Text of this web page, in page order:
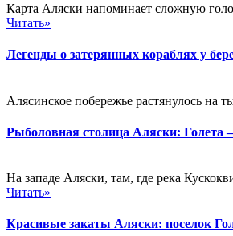
Карта Аляски напоминает сложную
Читать»
Легенды о затерянных кораблях у
Алясинское побережье растянулось на
Рыболовная столица Аляски: Голета
На западе Аляски, там, где река
Читать»
Красивые закаты Аляски: поселок